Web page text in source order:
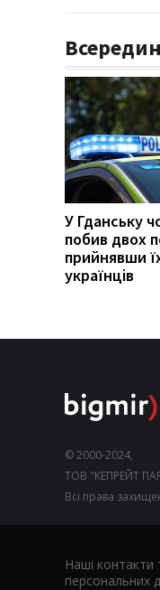
У Гданську
побив двох
прийнявши
українців
© 2000-2024,
ТОВ "КЕПРЕЙТ
Всі права
Наші контакти
персональних